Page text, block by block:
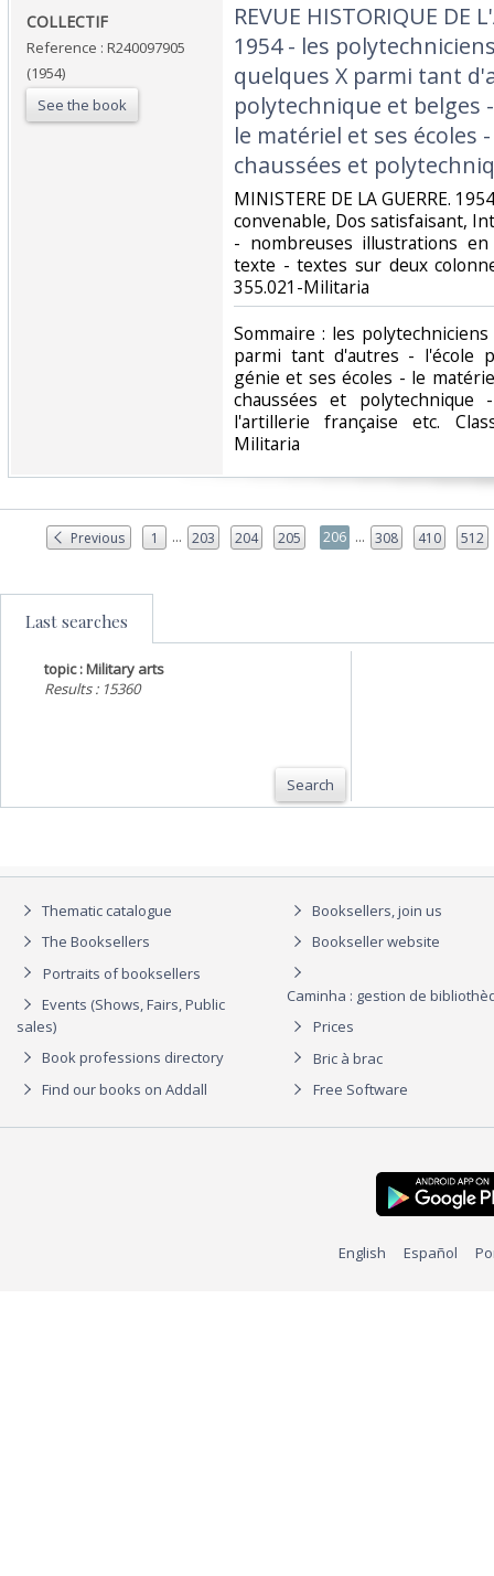
‎COLLECTIF‎
Reference : R240097905
(1954)
See the book
‎REVUE HISTORIQUE DE
1954 - les
quelques X parmi tant
polytechnique et belges
le matériel et ses écoles
chaussées et
‎MINISTERE DE LA GUERRE.
convenable, Dos satisfaisant,
- nombreuses illustrations
texte - textes sur deux
355.021-Militaria‎
‎Sommaire : les
parmi tant d'autres - l'école
génie et ses écoles - le
chaussées et
l'artillerie française etc.
Militaria‎
Previous 1 ... 203 204 205 206 ... 308 410 512
Last searches
topic : Military arts
Results : 15360
Search
Thematic catalogue
The Booksellers
Portraits of booksellers
Events (Shows, Fairs, Public
sales)
Book professions directory
Find our books on Addall
Booksellers, join us
Bookseller website
Caminha : gestion de
Prices
Bric à brac
Free Software
English Español